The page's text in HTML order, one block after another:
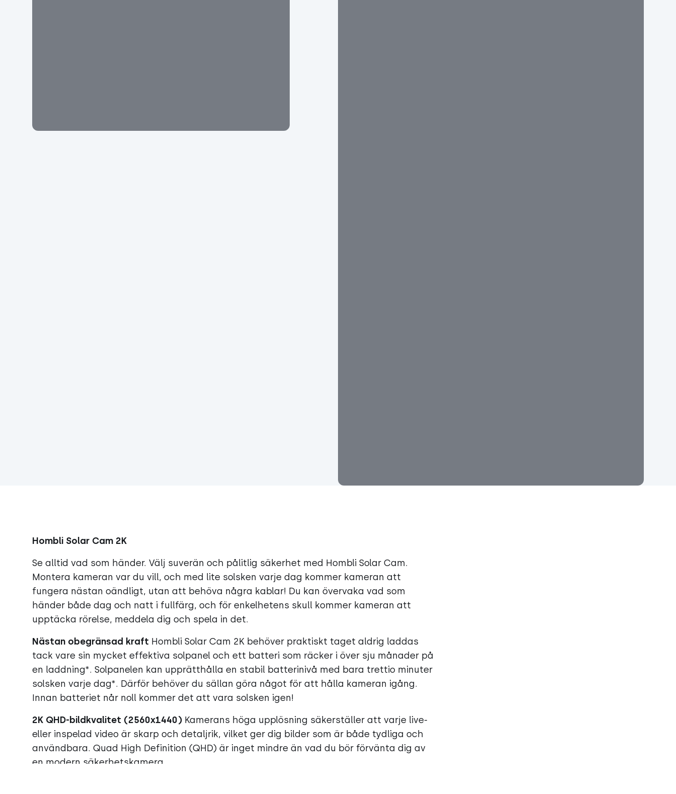
Hombli Solar Cam 2K
Se alltid vad som händer. Välj suverän och pålitlig säkerhet med Hombli Solar Cam.
Montera kameran var du vill, och med lite solsken varje dag kommer kameran att
fungera nästan oändligt, utan att behöva några kablar! Du kan övervaka vad som
händer både dag och natt i fullfärg, och för enkelhetens skull kommer kameran att
upptäcka rörelse, meddela dig och spela in det.
Nästan obegränsad kraft Hombli Solar Cam 2K behöver praktiskt taget aldrig laddas
tack vare sin mycket effektiva solpanel och ett batteri som räcker i över sju månader på
en laddning*. Solpanelen kan upprätthålla en stabil batterinivå med bara trettio minuter
solsken varje dag*. Därför behöver du sällan göra något för att hålla kameran igång.
Innan batteriet når noll kommer det att vara solsken igen!
2K QHD-bildkvalitet (2560x1440) Kamerans höga upplösning säkerställer att varje live-
eller inspelad video är skarp och detaljrik, vilket ger dig bilder som är både tydliga och
användbara. Quad High Definition (QHD) är inget mindre än vad du bör förvänta dig av
en modern säkerhetskamera.